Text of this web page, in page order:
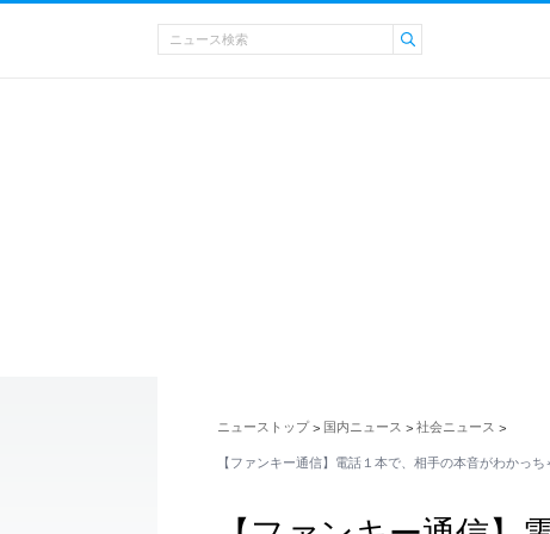
ニューストップ > 国内ニュース > 社会ニュース >
【ファンキー通信】電話１本で、相手の本音がわかっち